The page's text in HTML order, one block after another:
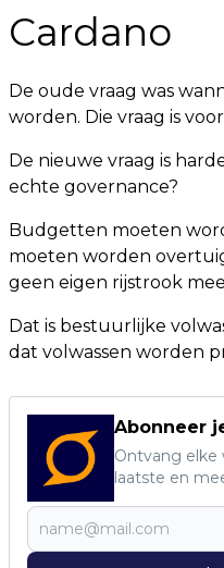
Cardano
De oude vraag was
worden. Die vraag is
De nieuwe vraag is
echte governance?
Budgetten moeten
moeten worden
geen eigen rijstrook
Dat is bestuurlijke
dat volwassen worden
Abonneer
Ontvang elke
laatste en